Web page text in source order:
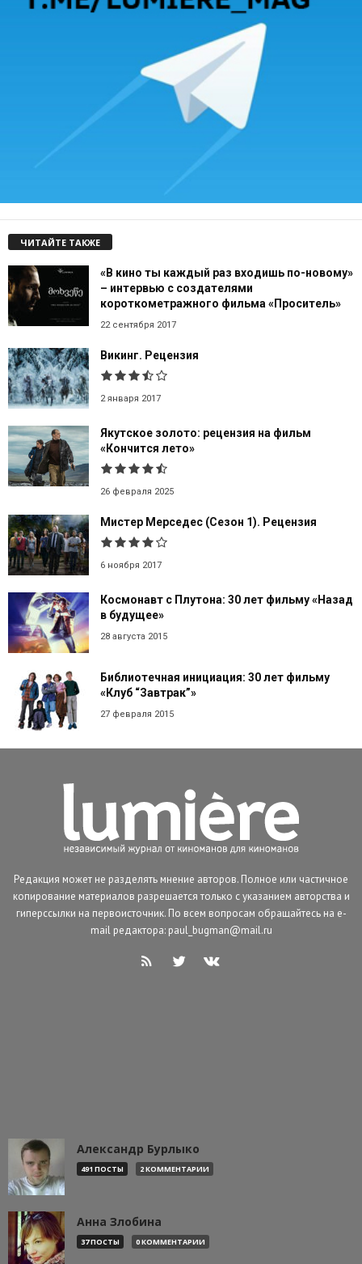
ЧИТАЙТЕ ТАКЖЕ
«В кино ты каждый раз входишь по-новому»
– интервью с создателями
короткометражного фильма «Проситель»
22 сентября 2017
Викинг. Рецензия
2 января 2017
Якутское золото: рецензия на фильм
«Кончится лето»
26 февраля 2025
Мистер Мерседес (Сезон 1). Рецензия
6 ноября 2017
Космонавт с Плутона: 30 лет фильму «Назад
в будущее»
28 августа 2015
Библиотечная инициация: 30 лет фильму
«Клуб “Завтрак”»
27 февраля 2015
Редакция может не разделять мнение авторов. Полное или частичное
копирование материалов разрешается только с указанием авторства и
гиперссылки на первоисточник. По всем вопросам обращайтесь на e-
mail редактора: paul_bugman@mail.ru
Александр Бурлыко
491 ПОСТЫ 2 КОММЕНТАРИИ
Анна Злобина
37 ПОСТЫ 0 КОММЕНТАРИИ